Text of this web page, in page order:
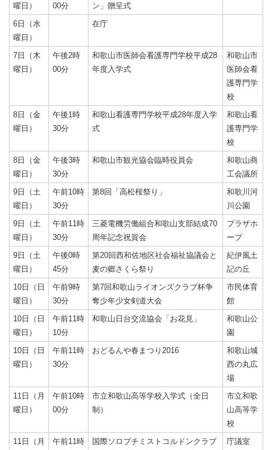
曜日）
00分
ン」贈呈式
6日（水
曜日）
在庁
7日（木
曜日）
午後2時
00分
和歌山市医師会看護専門学校平成28
年度入学式
和歌山市
医師会看
護専門学
校
8日（金
曜日）
午後1時
30分
和歌山看護専門学校平成28年度入学
式
和歌山看
護専門学
校
8日（金
曜日）
午後3時
30分
和歌山市観光協会臨時役員会
和歌山商
工会議所
9日（土
曜日）
午前10時
30分
第8回「高松桜祭り」
和歌川河
川公園
9日（土
曜日）
午前11時
30分
三菱電機労働組合和歌山支部結成70
周年記念祝賀会
プラザホ
ープ
9日（土
曜日）
午後0時
45分
第20回西和佐地区社会福祉協議会と
麦の郷さくら祭り
紀伊風土
記の丘
10日（日
曜日）
午前9時
30分
第7回和歌山ライオンズクラブ杯争
奪少年少女剣道大会
市民体育
館
10日（日
曜日）
午前11時
10分
和歌山日台交流協会「お花見」
和歌山公
園
10日（日
曜日）
午前11時
30分
おどるんや春まつり2016
和歌山城
西の丸広
場
11日（月
曜日）
午前10時
00分
市立和歌山高等学校入学式（全日
制）
市立和歌
山高等学
校
11日（月
午前11時
国際ソロプチミストコルドンクラブ
庁議室